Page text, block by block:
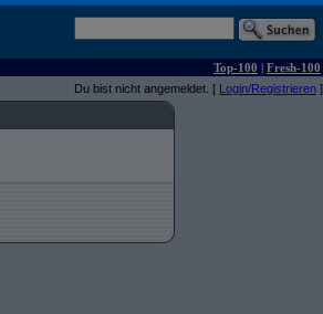
Top-100 | Fresh-100
Du bist nicht angemeldet. [ Login/Registrieren ]